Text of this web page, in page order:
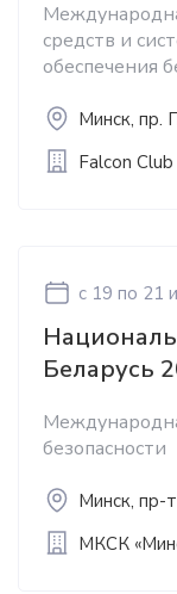
средств и
обеспечения
Минск, пр.
Falcon
c 19 по 21
Беларусь
безопасности
Минск, пр-
МКСК